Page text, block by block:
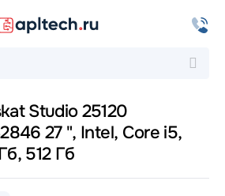
Studio 25120
27 ", Intel, Core i5,
512 Гб